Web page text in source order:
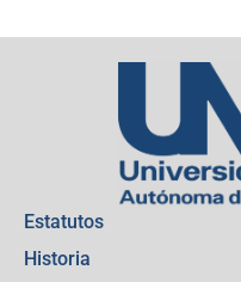
Estatutos
Historia